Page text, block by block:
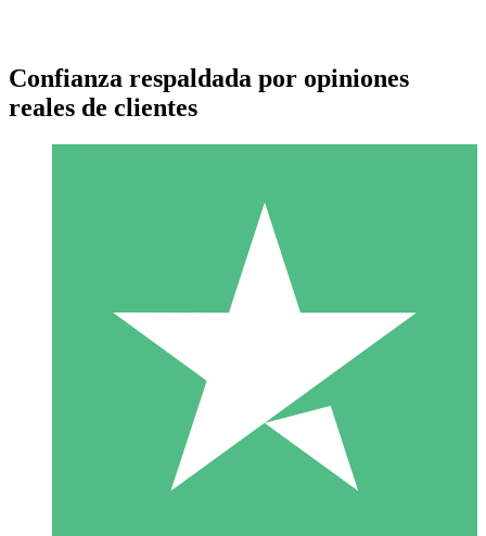
Paquetes de Créditos Individuales
Paga según el uso con créditos de descarga. Sin compromiso
10 00
Confianza respaldada por opiniones
reales de clientes